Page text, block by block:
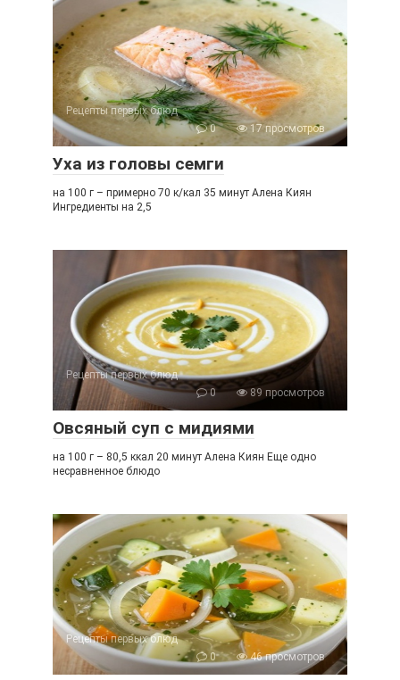
Рецепты первых блюд
0
17 просмотров
Уха из головы семги
на 100 г – примерно 70 к/кал 35 минут Алена Киян
Ингредиенты на 2,5
Рецепты первых блюд
0
89 просмотров
Овсяный суп с мидиями
на 100 г – 80,5 ккал 20 минут Алена Киян Еще одно
несравненное блюдо
Рецепты первых блюд
0
46 просмотров